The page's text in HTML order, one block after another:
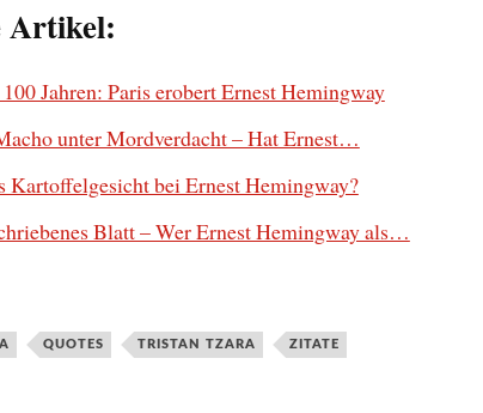
Artikel:
Jahren: Paris erobert Ernest Hemingway
unter Mordverdacht – Hat Ernest…
Kartoffelgesicht bei Ernest Hemingway?
Blatt – Wer Ernest Hemingway als…
QUOTES TRISTAN TZARA ZITATE